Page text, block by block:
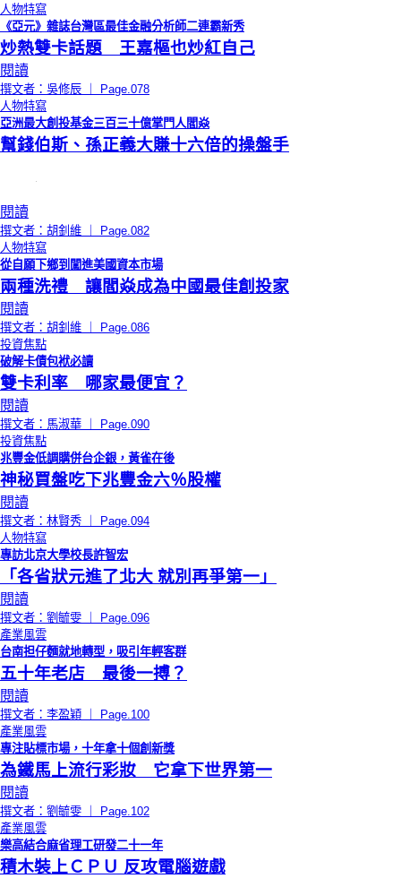
人物特寫
《亞元》雜誌台灣區最佳金融分析師二連霸新秀
炒熱雙卡話題 王嘉樞也炒紅自己
閱讀
撰文者：吳修辰 ｜ Page.078
人物特寫
亞洲最大創投基金三百三十億掌門人閻焱
幫錢伯斯、孫正義大賺十六倍的操盤手
閱讀
撰文者：胡釗維 ｜ Page.082
人物特寫
從自願下鄉到闖進美國資本市場
兩種洗禮 讓閻焱成為中國最佳創投家
閱讀
撰文者：胡釗維 ｜ Page.086
投資焦點
破解卡債包袱必讀
雙卡利率 哪家最便宜？
閱讀
撰文者：馬淑華 ｜ Page.090
投資焦點
兆豐金低調購併台企銀，黃雀在後
神秘買盤吃下兆豐金六％股權
閱讀
撰文者：林賢秀 ｜ Page.094
人物特寫
專訪北京大學校長許智宏
「各省狀元進了北大 就別再爭第一」
閱讀
撰文者：劉毓雯 ｜ Page.096
產業風雲
台南担仔麵就地轉型，吸引年輕客群
五十年老店 最後一搏？
閱讀
撰文者：李盈穎 ｜ Page.100
產業風雲
專注貼標市場，十年拿十個創新獎
為鐵馬上流行彩妝 它拿下世界第一
閱讀
撰文者：劉毓雯 ｜ Page.102
產業風雲
樂高結合麻省理工研發二十一年
積木裝上ＣＰＵ 反攻電腦遊戲